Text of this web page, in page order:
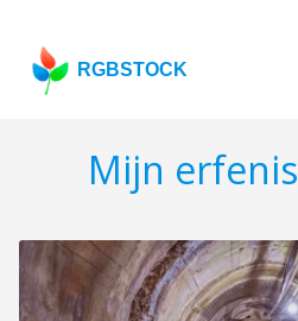
RGBSTOCK
Mijn erfenis